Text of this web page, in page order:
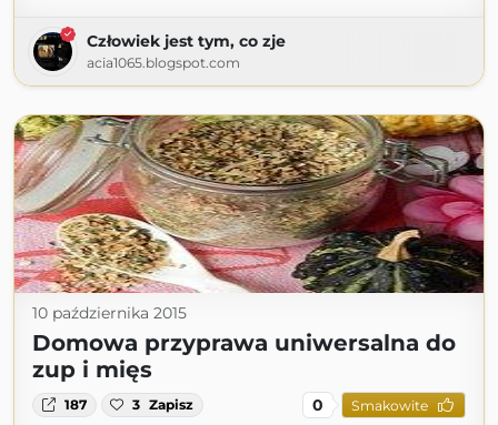
Człowiek jest tym, co zje
acia1065.blogspot.com
10 października 2015
Domowa przyprawa uniwersalna do
zup i mięs
187 3 Zapisz 0 Smakowite